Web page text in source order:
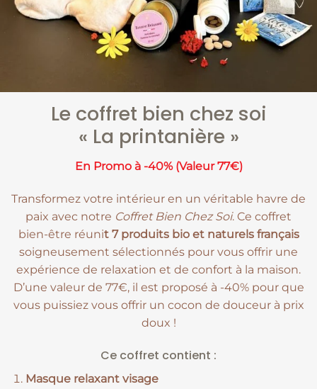
Le coffret bien chez soi
« La printanière »
En Promo à -40% (Valeur 77€)
Transformez votre intérieur en un véritable havre de
paix avec notre Coffret Bien Chez Soi. Ce coffret
bien-être réunit 7 produits bio et naturels français
soigneusement sélectionnés pour vous offrir une
expérience de relaxation et de confort à la maison.
D’une valeur de 77€, il est proposé à -40% pour que
vous puissiez vous offrir un cocon de douceur à prix
doux !
Ce coffret contient :
Masque relaxant visage